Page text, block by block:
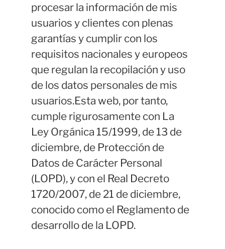
procesar la información de mis
usuarios y clientes con plenas
garantías y cumplir con los
requisitos nacionales y europeos
que regulan la recopilación y uso
de los datos personales de mis
usuarios.Esta web, por tanto,
cumple rigurosamente con La
Ley Orgánica 15/1999, de 13 de
diciembre, de Protección de
Datos de Carácter Personal
(LOPD), y con el Real Decreto
1720/2007, de 21 de diciembre,
conocido como el Reglamento de
desarrollo de la LOPD.